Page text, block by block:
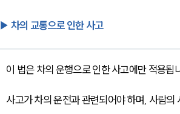
▶ 차의 교통으로 인한 사고
이 법은 차의 운행으로 인한 사고에만 적용됩
사고가 차의 운전과 관련되어야 하며, 사람